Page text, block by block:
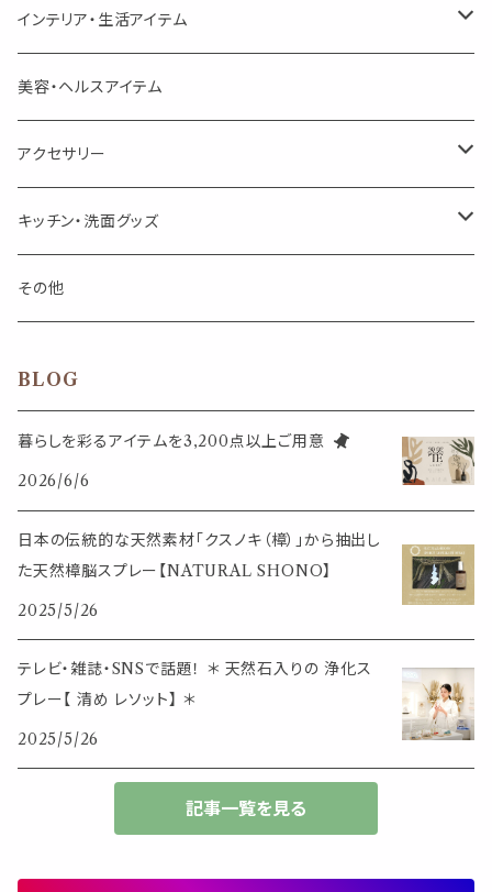
季節のハーブティー
箱入りアソート
ポンプ式ボトル
リップ容器
スクリュー容器
チューブ
スライドケース
ブレンド
キャリアオイル・ワックス
道具
お香・サシェ・キャンドル
線香
サシェ・香り袋
ディフューザー
アロマオイルウォーマー
アロマストーン
デザインクリップ
記号（ハート,星,etc）
音楽・楽器
ミニサイズ
大きめサイズ
50個以上の大容量
ダブルクリップ・その他
ページオープナー・ワイドクリップ
ポストカード・メッセージカード
フック・マグネット・画鋲
ステッカー・マスキングテープ・付箋
筆記用具
インテリア・生活アイテム
オブジェ
キャンドル・お香
ウォールアイテム
フック・マグネット・画鋲
収納・小物トレー
スマホアイテム
生活アイテム
美容・ヘルスアイテム
アクセサリー
ブローチ・ピンバッチ
ピアス
ブレスレット
その他
キッチン・洗面グッズ
カトラリー
その他
BLOG
暮らしを彩るアイテムを3,200点以上ご用意
2026/6/6
日本の伝統的な天然素材「クスノキ（樟）」から抽出し
た天然樟脳スプレー【NATURAL SHONO】
2025/5/26
テレビ・雑誌・SNSで話題！ ＊ 天然石入りの 浄化ス
プレー【 清め レソット】 ＊
2025/5/26
記事一覧を見る